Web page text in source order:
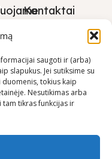
saugoti ir (arba)
slapukus. Jei sutiksime su
tokius kaip
Nesutikimas arba
tam tikras funkcijas ir
Kontaktai